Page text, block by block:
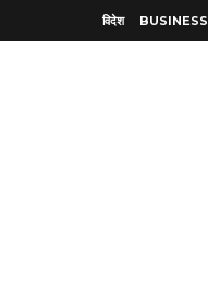
विदेश BUSINESS